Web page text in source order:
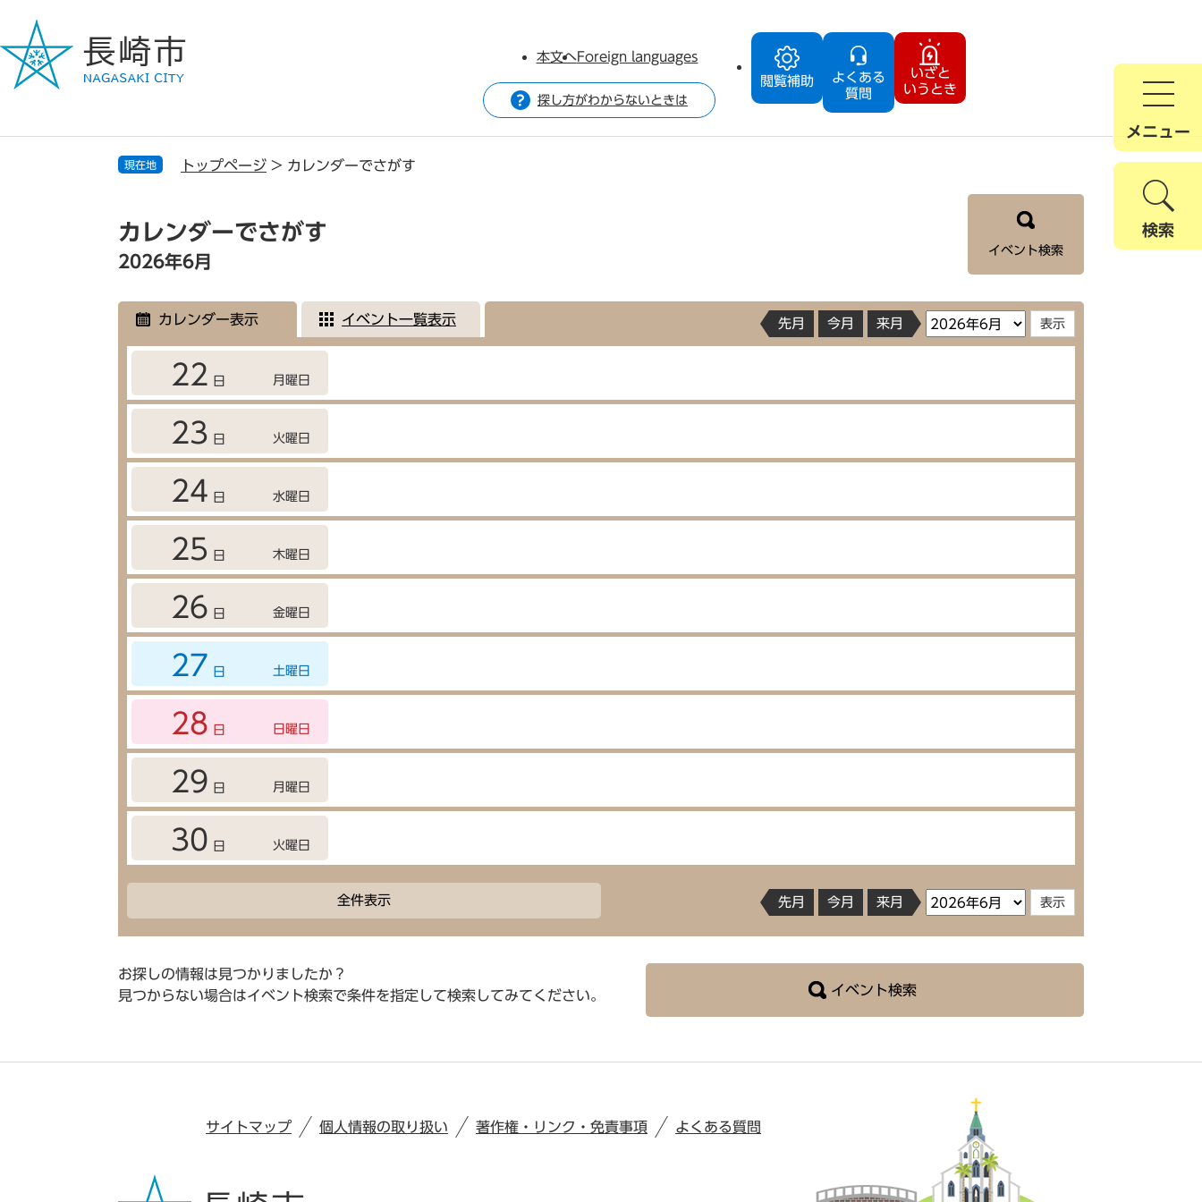
ジ
で
ュ
ば
閲覧補助
よくある
質問
いざと
いうとき
本文へForeign languages
探し方がわからないときは
メニュー
検索
現在地 トップページ > カレンダーでさがす
文
カレンダーでさがす
イベント検索
2026年6月
カレンダー表示 イベント一覧表示 先月 今月 来月
22 日 月曜日
23 日 火曜日
24 日 水曜日
25 日 木曜日
26 日 金曜日
27 日 土曜日
28 日 日曜日
29 日 月曜日
30 日 火曜日
全件表示 先月 今月 来月
お探しの情報は見つかりましたか？
見つからない場合はイベント検索で条件を指定して検索してみてください。
イベント検索
サイトマップ 個人情報の取り扱い 著作権・リンク・免責事項 よくある質問